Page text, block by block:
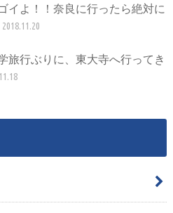
イよ！！奈良に行ったら絶対に
2018.11.20
旅行ぶりに、東大寺へ行ってき